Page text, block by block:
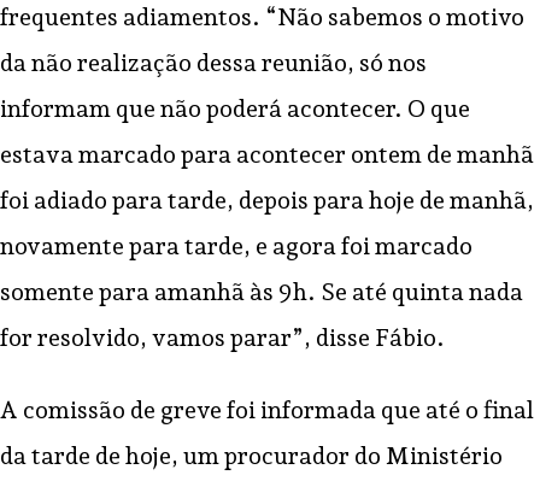
frequentes adiamentos. “Não sabemos o motivo
da não realização dessa reunião, só nos
informam que não poderá acontecer. O que
estava marcado para acontecer ontem de manhã
foi adiado para tarde, depois para hoje de manhã,
novamente para tarde, e agora foi marcado
somente para amanhã às 9h. Se até quinta nada
for resolvido, vamos parar”, disse Fábio.
A comissão de greve foi informada que até o final
da tarde de hoje, um procurador do Ministério